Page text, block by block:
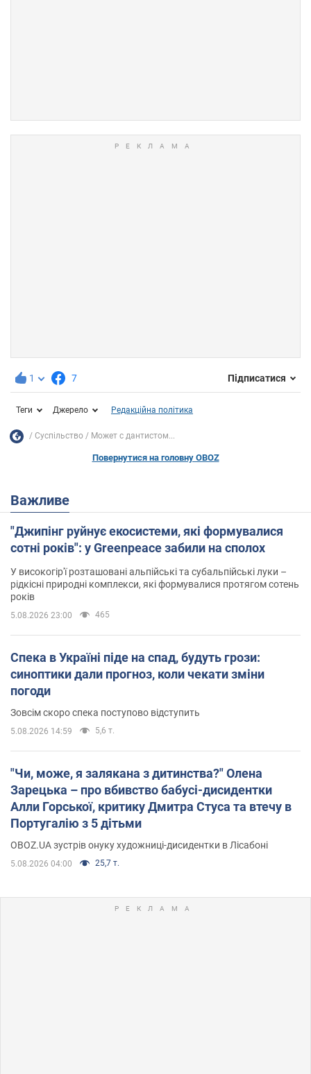
1 7 Підписатися
Теги Джерело Редакційна політика
Суспільство Может с дантистом...
Повернутися на головну OBOZ
Важливе
"Джипінг руйнує екосистеми, які формувалися
сотні років": у Greenpeace забили на сполох
У високогір'ї розташовані альпійські та субальпійські луки –
рідкісні природні комплекси, які формувалися протягом сотень
років
5.08.2026 23:00 465
Спека в Україні піде на спад, будуть грози:
синоптики дали прогноз, коли чекати зміни
погоди
Зовсім скоро спека поступово відступить
5.08.2026 14:59 5,6 т.
"Чи, може, я залякана з дитинства?" Олена
Зарецька – про вбивство бабусі-дисидентки
Алли Горської, критику Дмитра Стуса та втечу в
Португалію з 5 дітьми
OBOZ.UA зустрів онуку художниці-дисидентки в Лісабоні
5.08.2026 04:00 25,7 т.